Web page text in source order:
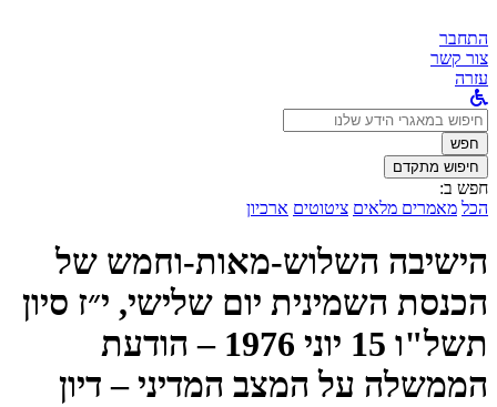
התחבר
צור קשר
עזרה
לחפש
ב:חפש
חיפוש מתקדם
חפש ב:
הכל מאמרים מלאים ציטוטים ארכיון
הישיבה השלוש-מאות-וחמש של
הכנסת השמינית יום שלישי, י״ז סיון
תשל"ו 15 יוני 1976 – הודעת
הממשלה על המצב המדיני – דיון